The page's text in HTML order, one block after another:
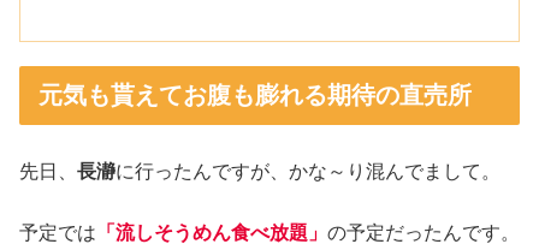
元気も貰えてお腹も膨れる期待の直売所
先日、 長瀞に行ったんですが、かな～り混んでまして。
予定では 「流しそうめん食べ放題」 の予定だったんです。